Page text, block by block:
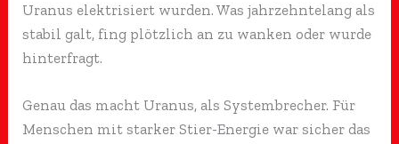
Uranus elektrisiert wurden. Was jahrzehntelang als
stabil galt, fing plötzlich an zu wanken oder wurde
hinterfragt.
Genau das macht Uranus, als Systembrecher. Für
Menschen mit starker Stier-Energie war sicher das